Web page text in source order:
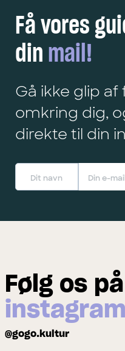
Få vores
din mail!
Gå ikke glip
omkring dig,
direkte til din
Følg os på
@gogo.kultur